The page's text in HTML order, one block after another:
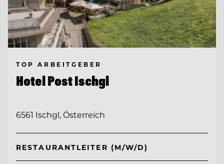
TOP ARBEITGEBER
Hotel Post Ischgl
6561 Ischgl, Österreich
RESTAURANTLEITER (M/W/D)